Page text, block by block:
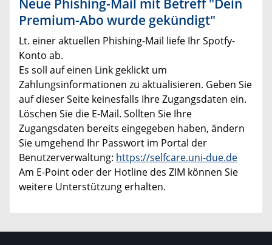
Neue Phishing-Mail mit Betreff "Dein
Premium-Abo wurde gekündigt"
Lt. einer aktuellen Phishing-Mail liefe Ihr Spotfy-
Konto ab.
Es soll auf einen Link geklickt um
Zahlungsinformationen zu aktualisieren. Geben Sie
auf dieser Seite keinesfalls Ihre Zugangsdaten ein.
Löschen Sie die E-Mail. Sollten Sie Ihre
Zugangsdaten bereits eingegeben haben, ändern
Sie umgehend Ihr Passwort im Portal der
Benutzerverwaltung: https://selfcare.uni-due.de
Am E-Point oder der Hotline des ZIM können Sie
weitere Unterstützung erhalten.